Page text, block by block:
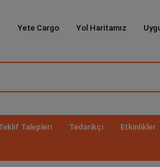
Yete Cargo Yol Haritamız
Talepleri Tedarikçi Etkinlikler